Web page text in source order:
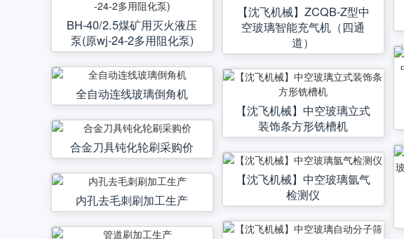
BH-40/2.5煤矿用灭火液压
泵(原wj-24-2多用阻化泵)
全自动连线玻璃倒角机
合金刀具钝化轮刷采购价
内孔去毛刺刷加工生产
【沈飞机械】ZCQB-Z型中
空玻璃智能充气机（四通
道）
【沈飞机械】中空玻璃立式
装饰条方形铣槽机
【沈飞机械】中空玻璃氩气
检测仪